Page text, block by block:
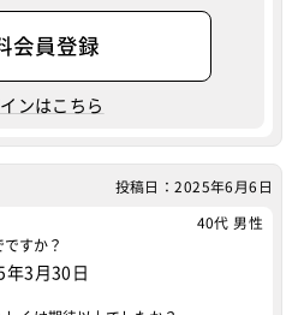
会員登録
ンはこちら
投稿日：2025年6月6日
40代 男性
すか？
年3月30日